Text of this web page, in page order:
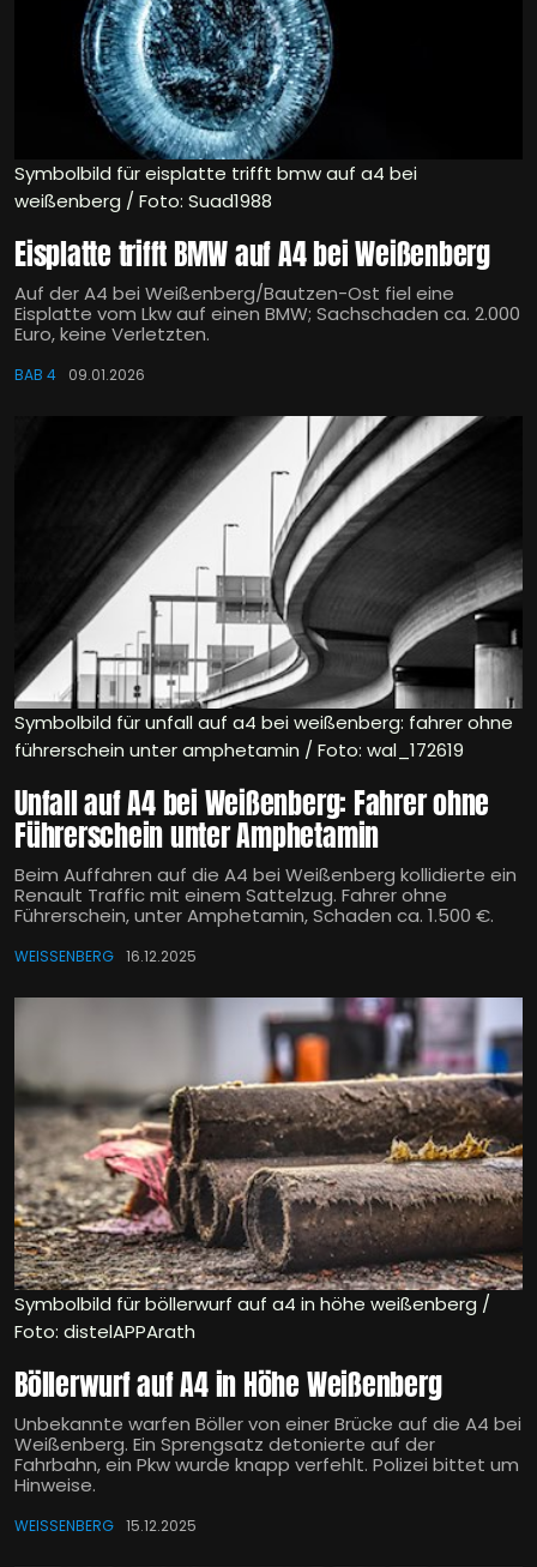
Symbolbild für eisplatte trifft bmw auf a4 bei
weißenberg / Foto: Suad1988
Eisplatte trifft BMW auf A4 bei Weißenberg
Auf der A4 bei Weißenberg/Bautzen-Ost fiel eine
Eisplatte vom Lkw auf einen BMW; Sachschaden ca. 2.000
Euro, keine Verletzten.
BAB 4 09.01.2026
Symbolbild für unfall auf a4 bei weißenberg: fahrer ohne
führerschein unter amphetamin / Foto: wal_172619
Unfall auf A4 bei Weißenberg: Fahrer ohne
Führerschein unter Amphetamin
Beim Auffahren auf die A4 bei Weißenberg kollidierte ein
Renault Traffic mit einem Sattelzug. Fahrer ohne
Führerschein, unter Amphetamin, Schaden ca. 1.500 €.
WEISSENBERG 16.12.2025
Symbolbild für böllerwurf auf a4 in höhe weißenberg /
Foto: distelAPPArath
Böllerwurf auf A4 in Höhe Weißenberg
Unbekannte warfen Böller von einer Brücke auf die A4 bei
Weißenberg. Ein Sprengsatz detonierte auf der
Fahrbahn, ein Pkw wurde knapp verfehlt. Polizei bittet um
Hinweise.
WEISSENBERG 15.12.2025